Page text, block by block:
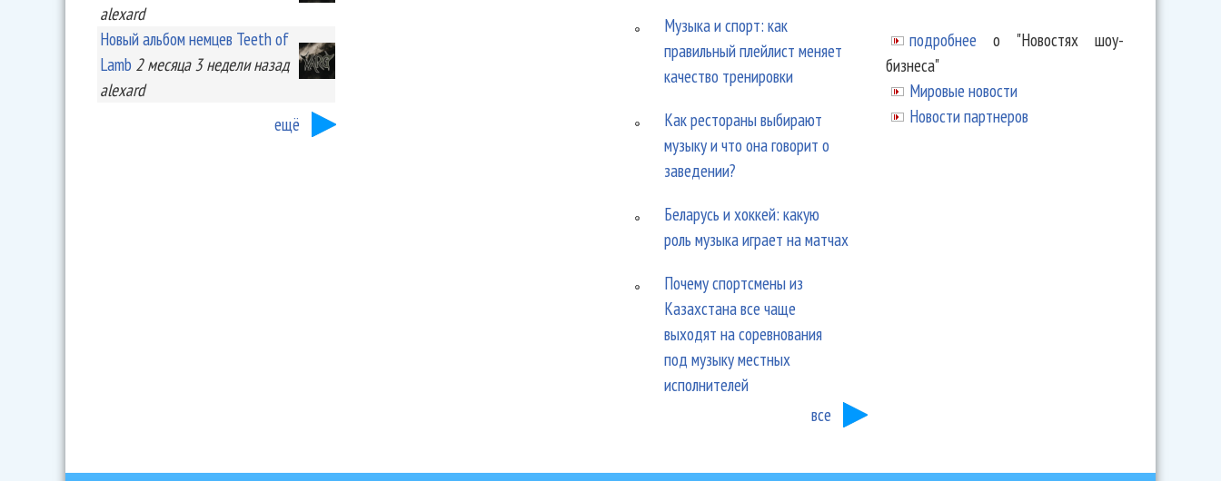
alexard
Новый альбом немцев Teeth of
Lamb 2 месяца 3 неделиназад
alexard
ещё
Музыка и спорт: как
правильный плейлист меняет
качество тренировки
Как рестораны выбирают
музыку и что она говорит о
заведении?
Беларусь и хоккей: какую
роль музыка играет на матчах
Почему спортсмены из
Казахстана все чаще
выходят на соревнования
под музыку местных
исполнителей
все
подробнее о "Новостях шоу-
бизнеса"
Мировые новости
Новости партнеров